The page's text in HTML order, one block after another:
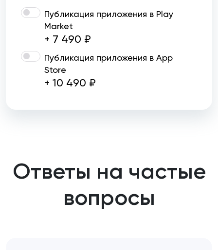
Публикация приложения в Play
Market
+ 7 490 ₽
Публикация приложения в App
Store
+ 10 490 ₽
Ответы на частые
вопросы